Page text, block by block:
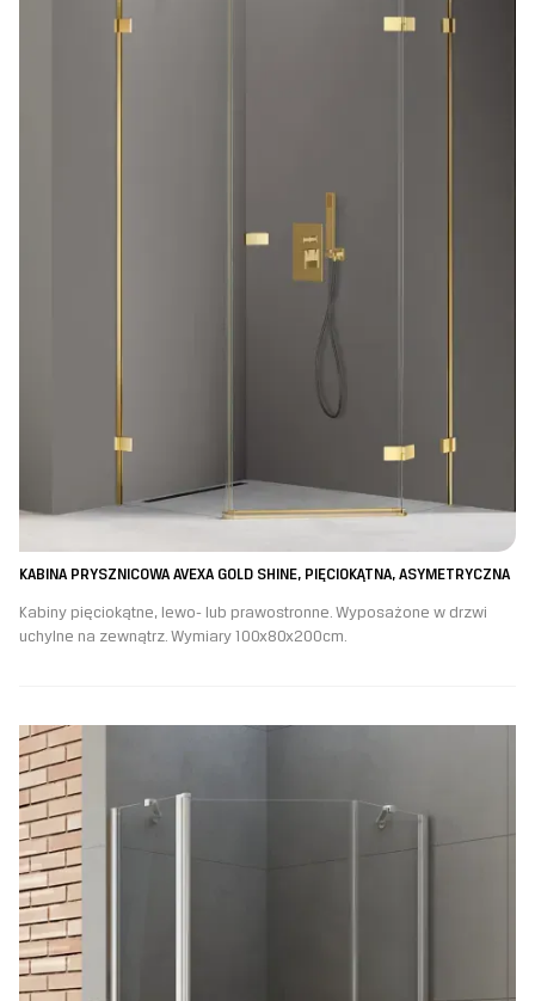
KABINA PRYSZNICOWA AVEXA GOLD SHINE, PIĘCIOKĄTNA, ASYMETRYCZNA
Kabiny pięciokątne, lewo- lub prawostronne. Wyposażone w drzwi
uchylne na zewnątrz. Wymiary 100x80x200cm.